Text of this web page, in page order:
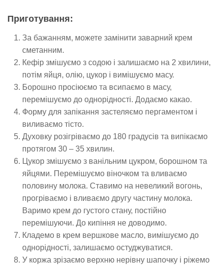
Приготування:
За бажанням, можете замінити заварний крем
сметанним.
Кефір змішуємо з содою і залишаємо на 2 хвилини,
потім яйця, олію, цукор і вимішуємо масу.
Борошно просіюємо та всипаємо в масу,
перемішуємо до однорідності. Додаємо какао.
Форму для запікання застеляємо пергаментом і
виливаємо тісто.
Духовку розігріваємо до 180 градусів та випікаємо
протягом 30 – 35 хвилин.
Цукор змішуємо з ванільним цукром, борошном та
яйцями. Перемішуємо віночком та вливаємо
половину молока. Ставимо на невеликий вогонь,
прогріваємо і вливаємо другу частину молока.
Варимо крем до густого стану, постійно
перемішуючи. До кипіння не доводимо.
Кладемо в крем вершкове масло, вимішуємо до
однорідності, залишаємо остуджуватися.
У коржа зрізаємо верхню нерівну шапочку і ріжемо